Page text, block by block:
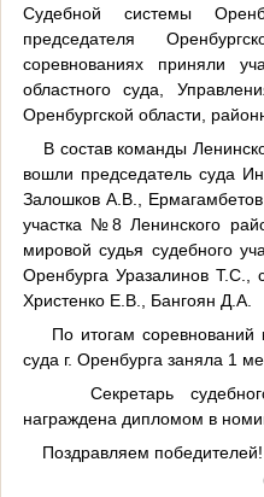
Судебной системы
председателя
соревнованиях приняли
областного суда,
Оренбургской области,
В состав команды
вошли председатель суда
Залошков А.В.,
участка №8 Ленинского
мировой судья судебного
Оренбурга Уразалинов Т.С.,
Христенко Е.В., Бангоян Д.А.
По итогам соревнований
суда г. Оренбурга заняла 1
Секретарь судебного
награждена дипломом в
Поздравляем победителей!